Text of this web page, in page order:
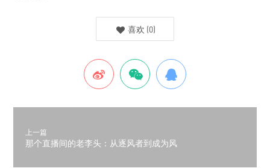
喜欢 (0)
上一篇
那个直播间的老李头：从逐风者到成为风